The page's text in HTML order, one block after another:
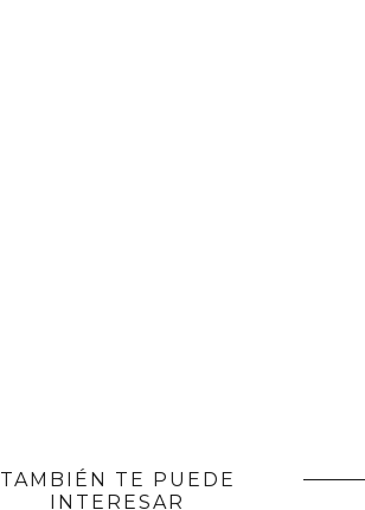
TAMBIÉN TE PUEDE
INTERESAR